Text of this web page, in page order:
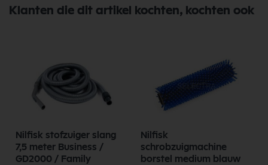
Klanten die dit artikel kochten, kochten ook
Nilfisk stofzuiger slang
7,5 meter Business /
GD2000 / Family
Nilfisk
schrobzuigmachine
borstel medium blauw